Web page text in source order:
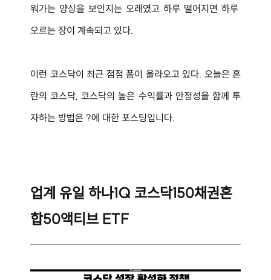
워가는 양상을 보인지는 오래였고 하루 떨어지면 하루
오르는 장이 계속되고 있다.
이런 코스닥이 최근 점점 폼이 올라오고 있다. 오늘은 혼
란의 코스닥, 코스닥의 높은 수익률과 안정성을 함께 투
자하는 방법은 ?에 대한 포스팅입니다.
업계 유일 하나1Q 코스닥150채권혼
합50액티브 ETF